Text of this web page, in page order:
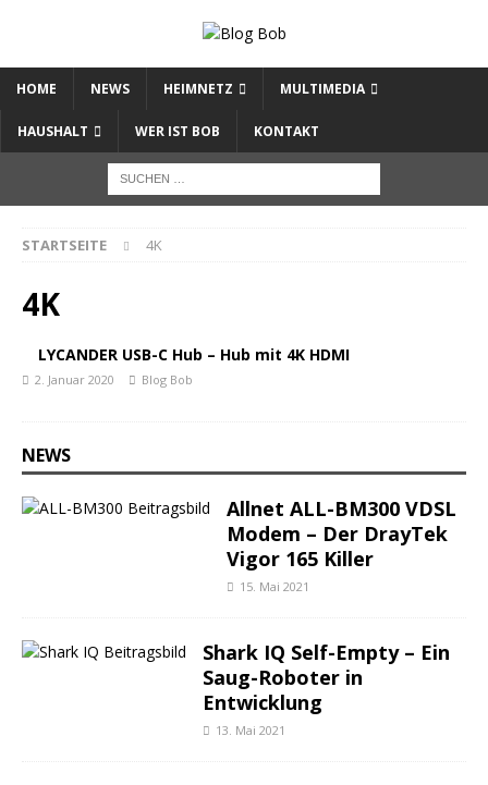
HOME NEWS HEIMNETZ MULTIMEDIA
HAUSHALT WER IST BOB KONTAKT
STARTSEITE 4K
4K
LYCANDER USB-C Hub – Hub mit 4K HDMI
2. Januar 2020 Blog Bob
NEWS
Allnet ALL-BM300 VDSL
Modem – Der DrayTek
Vigor 165 Killer
15. Mai 2021
Shark IQ Self-Empty – Ein
Saug-Roboter in
Entwicklung
13. Mai 2021